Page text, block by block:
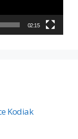
02:15
Kodiak